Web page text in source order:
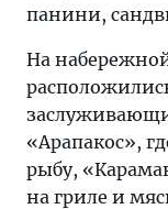
панини,
На
«Арапакос»,
рыбу,
на гриле и